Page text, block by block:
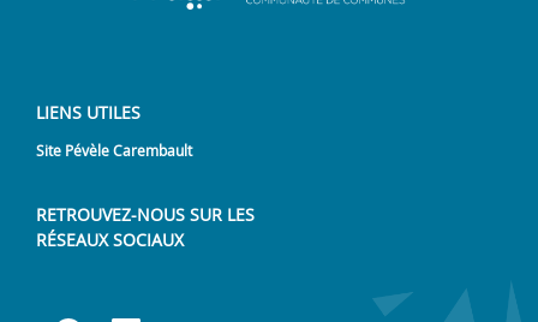
LIENS UTILES
Site Pévèle Carembault
RETROUVEZ-NOUS SUR LES
RÉSEAUX SOCIAUX
Lien vers notre page Facebook
Lien vers notre page
Lien vers notre page